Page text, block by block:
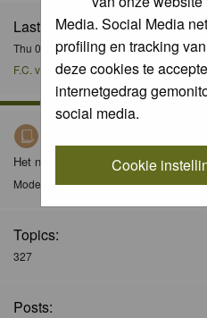
Media. Social Media
profiling en tracking
deze cookies te
internetgedrag
social media.
Cookie
Last Post:
Thu 08 Dec 2016, 21:51
F.C. van der Horst
Het nieuws forum / The news forum
ModeratorModerators
Topics:
327
Posts: